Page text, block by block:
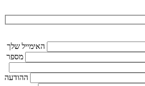
האימייל שלך
מספר
ההודעה